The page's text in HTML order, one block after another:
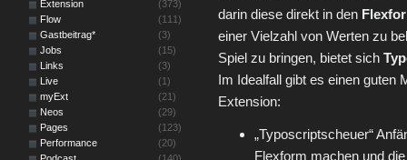
darin diese direkt in den
einer Vielzahl von Werten zu
Spiel zu bringen, bietet sich
Im Idealfall gibt es einen guten
Extension:
„Typoscriptscheuer“
Flexform machen und
Extension
(373)
Flow
(111)
Gastbeitrag*
(3)
Jobs
(15)
Links
(3)
Live
(1)
myExt
(21)
Neos
(29)
Pages
(123)
Performance
(20)